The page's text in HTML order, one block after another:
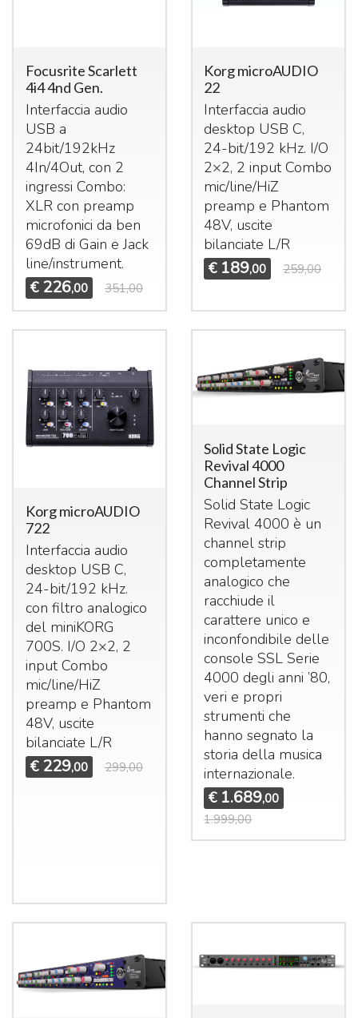
Focusrite Scarlett
4i4 4nd Gen.
Interfaccia audio
USB a
24bit/192kHz
4In/4Out, con 2
ingressi Combo:
XLRcon preamp
microfonici da ben
69dB di Gain e Jack
line/instrument.
€ 226,00 351,00
Korg microAUDIO
22
Interfaccia audio
desktop USB C,
24-bit/192 kHz. I/O
2×2, 2 input Combo
mic/line/HiZ
preamp e Phantom
48V, uscite
bilanciate L/R
€ 189,00 259,00
Korg microAUDIO
722
Interfaccia audio
desktop USB C,
24-bit/192 kHz.
con filtro analogico
del miniKORG
700S. I/O 2×2, 2
input Combo
mic/line/HiZ
preamp e Phantom
48V, uscite
bilanciate L/R
€ 229,00 299,00
Solid State Logic
Revival 4000
Channel Strip
Solid State Logic
Revival 4000 è un
channel strip
completamente
analogico che
racchiude il
carattere unico e
inconfondibile delle
consoleSSL Serie
4000 degli anni ’80,
veri e propri
strumenti che
hanno segnato la
storia della musica
internazionale.
€ 1.689,00
1.999,00